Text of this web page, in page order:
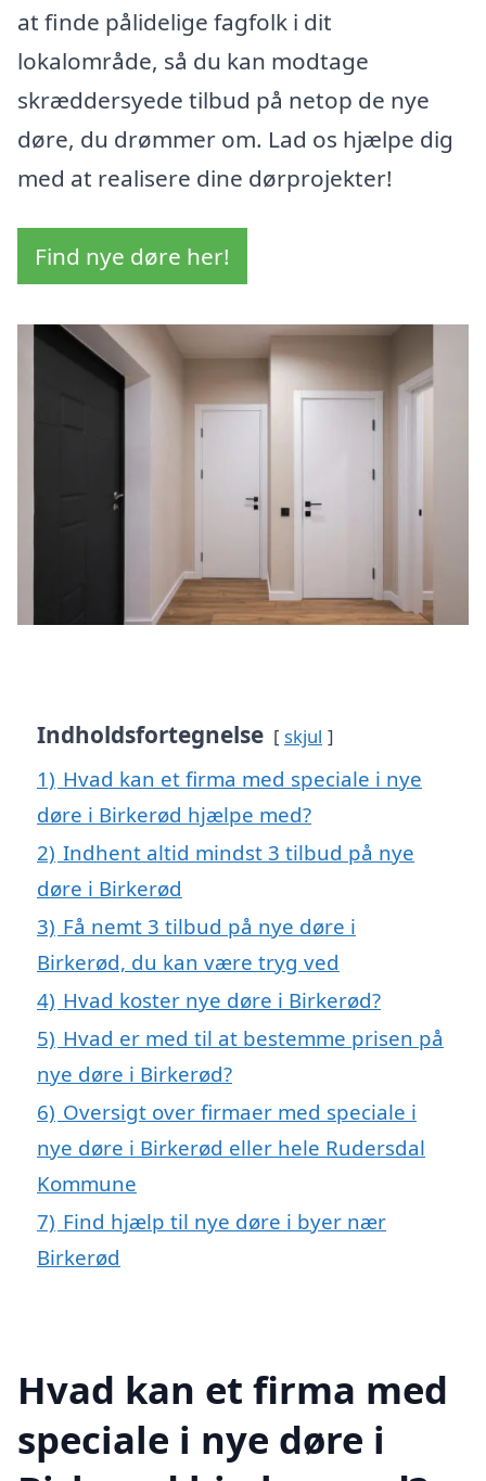
at finde pålidelige fagfolk i dit
lokalområde, så du kan modtage
skræddersyede tilbud på netop de nye
døre, du drømmer om. Lad os hjælpe dig
med at realisere dine dørprojekter!
Find nye døre her!
Indholdsfortegnelse skjul
1) Hvad kan et firma med speciale i nye
døre i Birkerød hjælpe med?
2) Indhent altid mindst 3 tilbud på nye
døre i Birkerød
3) Få nemt 3 tilbud på nye døre i
Birkerød, du kan være tryg ved
4) Hvad koster nye døre i Birkerød?
5) Hvad er med til at bestemme prisen på
nye døre i Birkerød?
6) Oversigt over firmaer med speciale i
nye døre i Birkerød eller hele Rudersdal
Kommune
7) Find hjælp til nye døre i byer nær
Birkerød
Hvad kan et firma med
speciale i nye døre i